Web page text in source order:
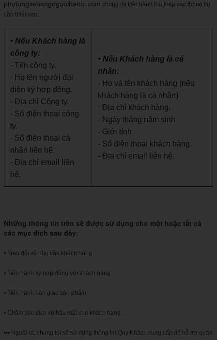
t
o
n
phutungxenangnguoihanoi.com chúng tôi tiến hành thu thập các thông tin
cần thiết sau:
• Nếu Khách hàng là
công ty:
- Tên công ty.
- Họ tên người đại
diện ký hợp đồng.
- Địa chỉ Công ty.
- Số điện thoại công
ty.
- Số điện thoại cá
nhân liên hệ.
- Địa chỉ email liên
hệ.
• Nếu Khách hàng là cá
nhân:
- Họ và tên khách hàng (nếu
khách hàng là cá nhân)
- Địa chỉ khách hàng.
- Ngày tháng năm sinh
- Giới tính
- Số điện thoại khách hàng.
- Địa chỉ email liên hệ.
Những thông tin trên sẽ được sử dụng cho một hoặc tất cả
các mục đích sau đây:
• Trao đổi về nhu cầu khách hàng
• Tiến hành ký hợp đồng với khách hàng.
• Tiến hành bàn giao sản phẩm
• Chăm sóc dịch vụ hậu mãi cho khách hàng.
••• Ngoài ra, chúng tôi sẽ sử dụng thông tin Quý Khách cung cấp để hỗ trợ quản